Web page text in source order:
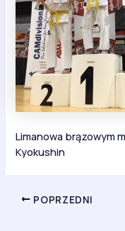
Limanowa brązowym
Kyokushin
POPRZEDNI